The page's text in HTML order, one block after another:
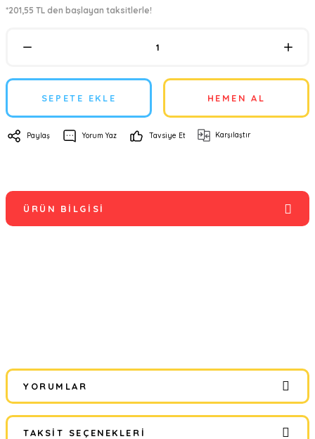
*201,55 TL den başlayan taksitlerle!
SEPETE EKLE HEMEN AL
Paylaş Yorum Yaz Tavsiye Et Karşılaştır
ÜRÜN BILGISI
YORUMLAR
TAKSIT SEÇENEKLERI